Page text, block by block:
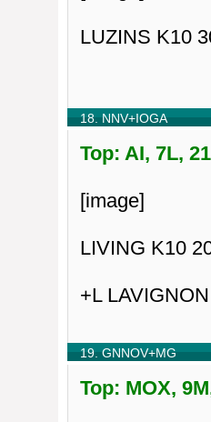
LUZINS K10
18. NNV+IOGA
Top: AI, 7L,
[image]
LIVING K10
+L
19. GNNOV+MG
Top: MOX,